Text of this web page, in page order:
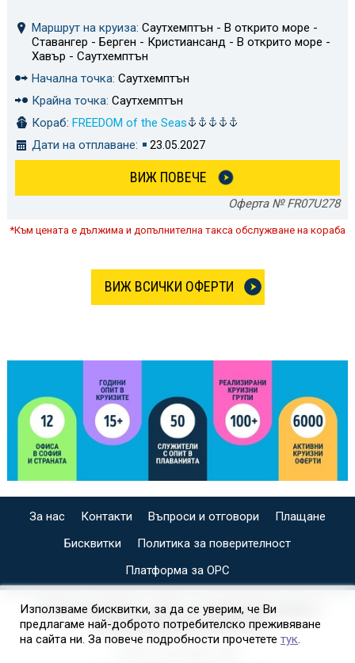
Маршрут на круиза: Саутхемптън - В открито море -
Ставангер - Берген - Кристиансанд - В открито море -
Хавър - Саутхемптън
Начална точка: Саутхемптън
Крайна точка: Саутхемптън
Кораб: FREEDOM of the Seas
Дати на отплаване:
23.05.2027
ВИЖ ПОВЕЧЕ
Оферта № FR07U278
*Към цената е дължима и допълнителна такса обслужване на кораба
ВИЖ ВСИЧКИ ОФЕРТИ
За нас Контакти Въпроси и отговори
Плащане
Бисквитки
Политика за поверителност
Платформа за ОРС
СПЕЦИАЛИЗИРАН САЙТ ЗА ИНДИВИДУАЛНИ И
ОРГАНИЗИРАНИ КРУИЗИ НА
Използваме бисквитки, за да се уверим, че Ви
предлагаме най-доброто потребителско преживяване
на сайта ни. За повече подробности прочетете тук.